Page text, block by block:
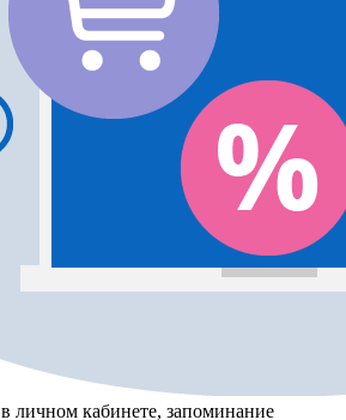
в личном кабинете, запоминание